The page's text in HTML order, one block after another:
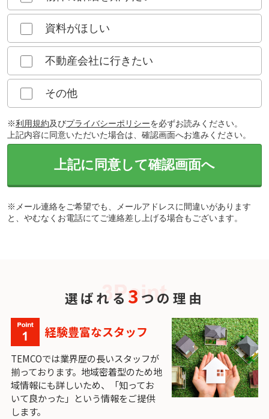
資料がほしい
不動産会社に行きたい
その他
※利用規約及びプライバシーポリシーを必ずお読みください。
上記内容に同意いただいた場合は、確認画面へお進みください。
上記に同意して確認画面へ
※メール連絡をご希望でも、メールアドレスに間違いがあります
と、やむなくお電話にてご連絡差し上げる場合もございます。
選ばれる 3 つの理由
経験豊富なスタッフ
TEMCOでは業界歴の長いスタッフが
揃っております。地域密着型のため地
域情報にも詳しいため、「知ってお
いて良かった」という情報をご提供
します。